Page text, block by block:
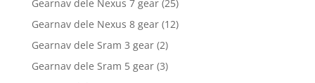
Gearnav dele Nexus 7 gear (25)
Gearnav dele Nexus 8 gear (12)
Gearnav dele Sram 3 gear (2)
Gearnav dele Sram 5 gear (3)